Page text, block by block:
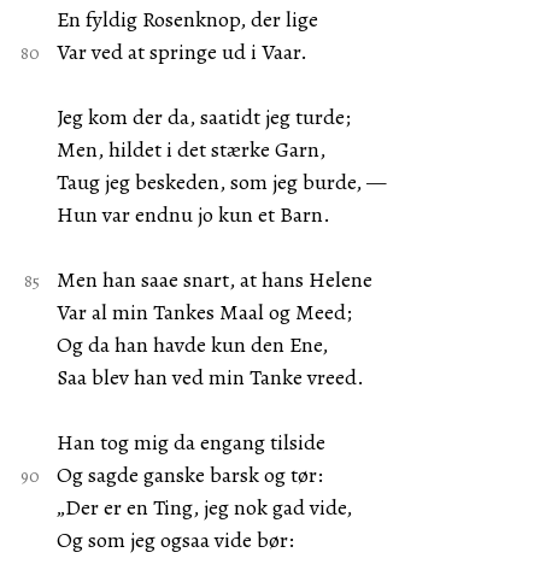
En fyldig Rosenknop, der lige
Var ved at springe ud i Vaar.
Jeg kom der da, saatidt jeg turde;
Men, hildet i det stærke Garn,
Taug jeg beskeden, som jeg burde, —
Hun var endnu jo kun et Barn.
Men han saae snart, at hans Helene
Var al min Tankes Maal og Meed;
Og da han havde kun den Ene,
Saa blev han ved min Tanke vreed.
Han tog mig da engang tilside
Og sagde ganske barsk og tør:
„Der er en Ting, jeg nok gad vide,
Og som jeg ogsaa vide bør: